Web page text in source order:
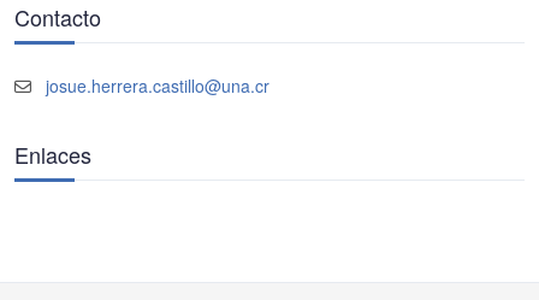
Contacto
josue.herrera.castillo@una.cr
Enlaces